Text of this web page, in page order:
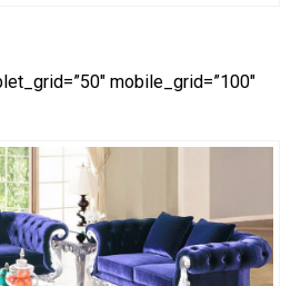
mobile_grid=”100″